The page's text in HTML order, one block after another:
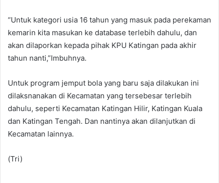
“Untuk kategori usia 16 tahun yang masuk pada perekaman
kemarin kita masukan ke database terlebih dahulu, dan
akan dilaporkan kepada pihak KPU Katingan pada akhir
tahun nanti,”Imbuhnya.
Untuk program jemput bola yang baru saja dilakukan ini
dilaksnanakan di Kecamatan yang tersebesar terlebih
dahulu, seperti Kecamatan Katingan Hilir, Katingan Kuala
dan Katingan Tengah. Dan nantinya akan dilanjutkan di
Kecamatan lainnya.
(Tri)